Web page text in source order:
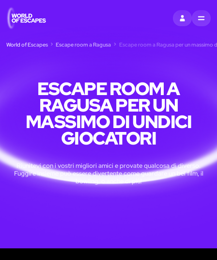
ACCEDIMENU
World of Escapes Escape room a Ragusa Escape room a Ragusa per un massimo
ESCAPE ROOM A
RAGUSA PER UN
MASSIMO DI UNDICI
GIOCATORI
Riunitevi con i vostri migliori amici e provate qualcosa di diverso.
Fuggire insieme può essere divertente come guardare un bel film, il
bowling, o anche di più!